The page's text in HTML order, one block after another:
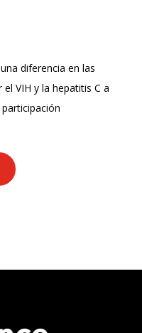
diferencia en las
VIH y la hepatitis C a